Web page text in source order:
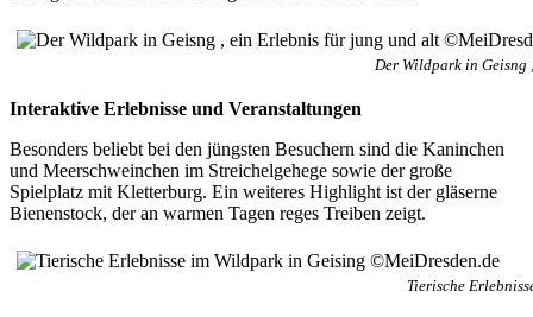
Der Wildpark in
Interaktive Erlebnisse und Veranstaltungen
Besonders beliebt bei den jüngsten Besuchern sind die Kaninchen
und Meerschweinchen im Streichelgehege sowie der große
Spielplatz mit Kletterburg. Ein weiteres Highlight ist der gläserne
Bienenstock, der an warmen Tagen reges Treiben zeigt.
Tierische